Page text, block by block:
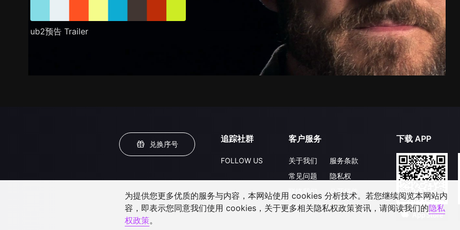
ub2预告 Trailer
兑换序号
追踪社群
FOLLOW US
客户服务
关于我们
常见问题
联络我们
升级VIP
服务条款
隐私权
公开征件
合作洽談
下载 APP
为提供您更多优质的服务与内容，本网站使用 cookies 分析技术。若您继续阅览本网站内
容，即表示您同意我们使用 cookies，关于更多相关隐私权政策资讯，请阅读我们的隐私
权政策。